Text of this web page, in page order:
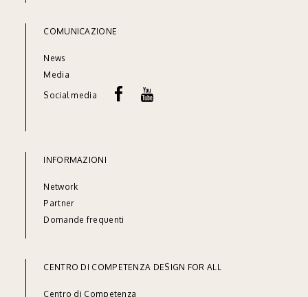
COMUNICAZIONE
News
Media
Social media
INFORMAZIONI
Network
Partner
Domande frequenti
CENTRO DI COMPETENZA DESIGN FOR ALL
Centro di Competenza